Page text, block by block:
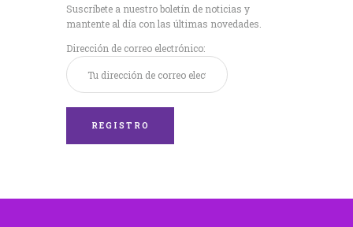
Suscríbete a nuestro boletín de noticias y
mantente al día con las últimas novedades.
Dirección de correo electrónico: